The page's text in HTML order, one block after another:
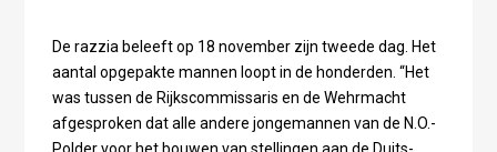
De razzia beleeft op 18 november zijn tweede dag. Het
aantal opgepakte mannen loopt in de honderden. “Het
was tussen de Rijkscommissaris en de Wehrmacht
afgesproken dat alle andere jongemannen van de N.O.-